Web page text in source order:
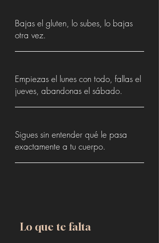
Bajas el gluten, lo subes, lo bajas
otra vez.
Empiezas el lunes con todo, fallas el
jueves, abandonas el sábado.
Sigues sin entender qué le pasa
exactamente a tu cuerpo.
Lo que te falta